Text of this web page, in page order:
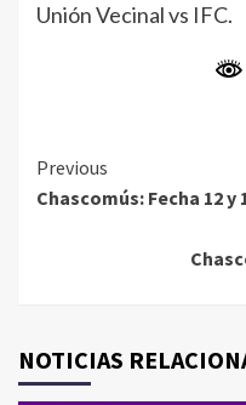
Unión Vecinal vs IFC.
Continue
Reading
Previous
Chascomús: Fecha 12 y
NOTICIAS